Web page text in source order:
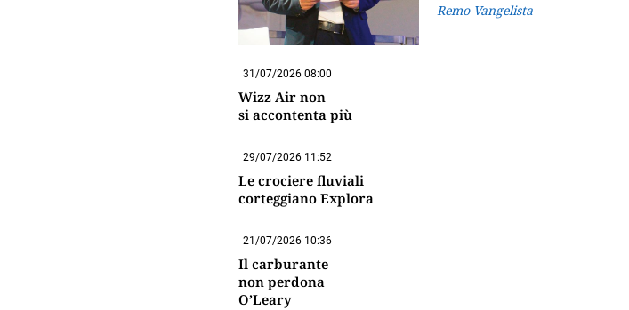
Remo Vangelista
31/07/2026 08:00
Wizz Air non
si accontenta più
29/07/2026 11:52
Le crociere fluviali
corteggiano Explora
21/07/2026 10:36
Il carburante
non perdona
O’Leary